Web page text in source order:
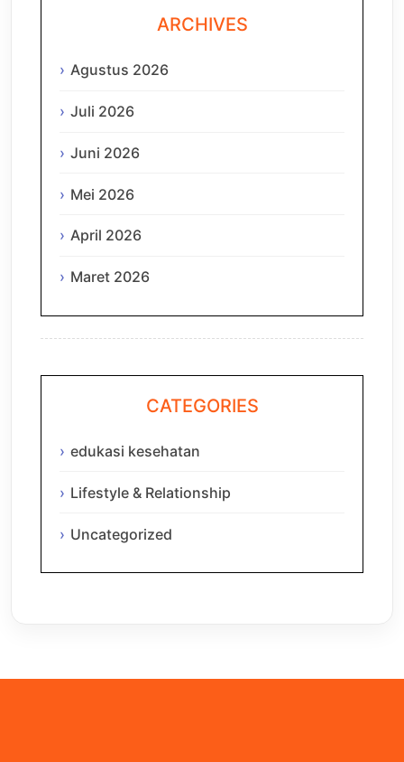
ARCHIVES
Agustus 2026
Juli 2026
Juni 2026
Mei 2026
April 2026
Maret 2026
CATEGORIES
edukasi kesehatan
Lifestyle & Relationship
Uncategorized